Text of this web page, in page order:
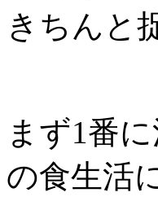
きちんと
まず1番
の食生活